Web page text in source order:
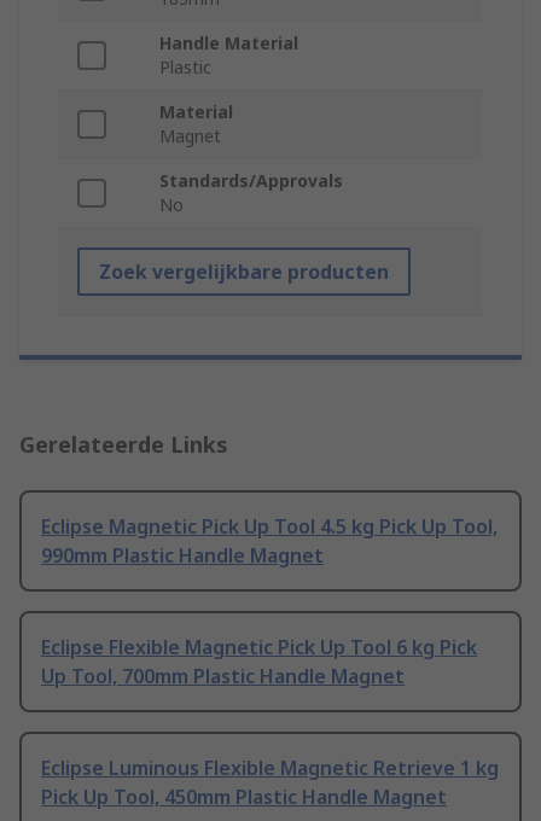
Handle Material
Plastic
Material
Magnet
Standards/Approvals
No
Zoek vergelijkbare producten
Gerelateerde Links
Eclipse Magnetic Pick Up Tool 4.5 kg Pick Up Tool,
990mm Plastic Handle Magnet
Eclipse Flexible Magnetic Pick Up Tool 6 kg Pick
Up Tool, 700mm Plastic Handle Magnet
Eclipse Luminous Flexible Magnetic Retrieve 1 kg
Pick Up Tool, 450mm Plastic Handle Magnet